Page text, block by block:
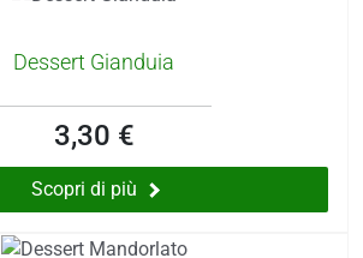
Dessert Gianduia
3,30 €
Scopri di più